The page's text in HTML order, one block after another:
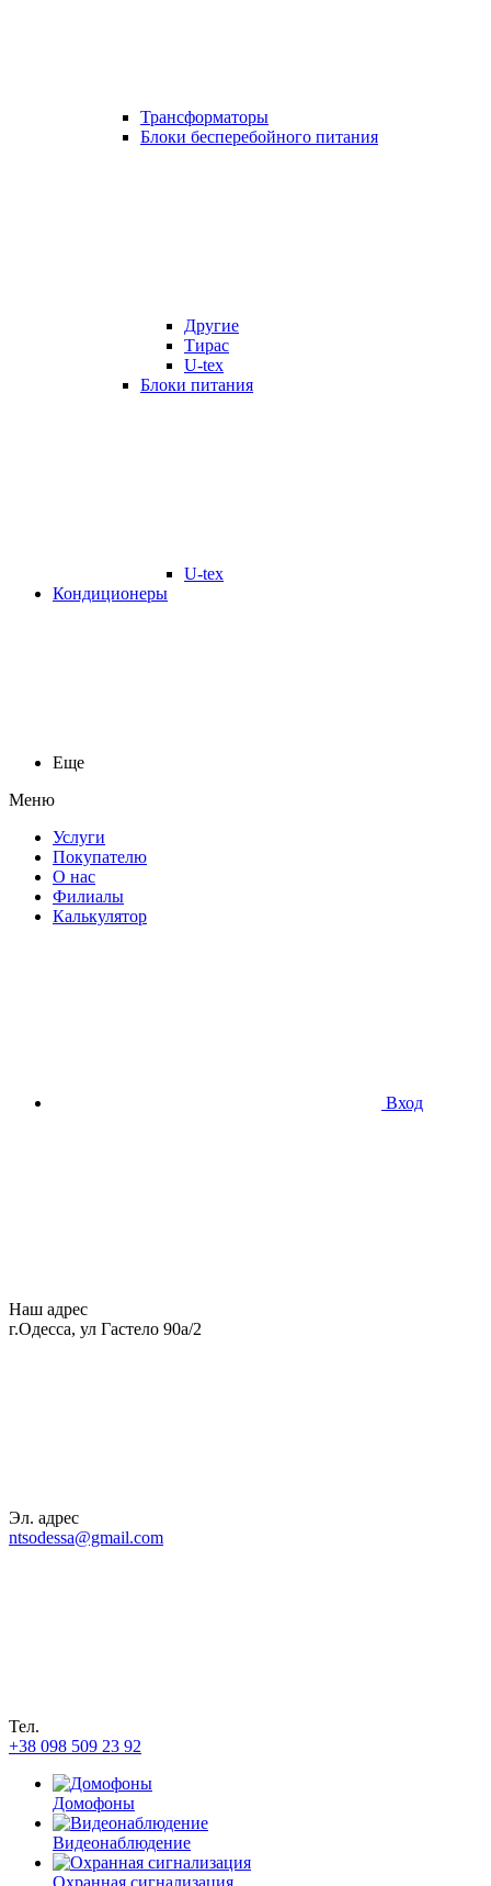
Трансформаторы
Блоки бесперебойного питания
Другие
Тирас
U-tex
Блоки питания
U-tex
Кондиционеры
Еще
Меню
Услуги
Покупателю
О нас
Филиалы
Калькулятор
Вход
Наш адрес
г.Одесса, ул Гастело 90а/2
Эл. адрес
ntsodessa@gmail.com
Тел.
+38 098 509 23 92
Домофоны
Видеонаблюдение
Охранная сигнализация